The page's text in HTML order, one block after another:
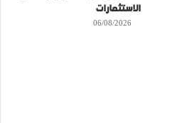
الاستثمارات
06/08/2026